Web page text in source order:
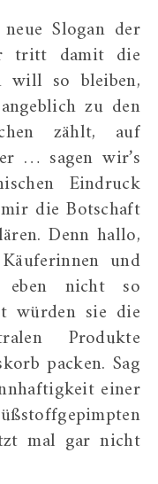
tritt damit die
will so bleiben,
zu den
zählt, auf
… sagen wir’s
Eindruck
die Botschaft
Denn hallo,
und
eben nicht so
würden sie die
Produkte
packen. Sag
einer
mal gar nicht